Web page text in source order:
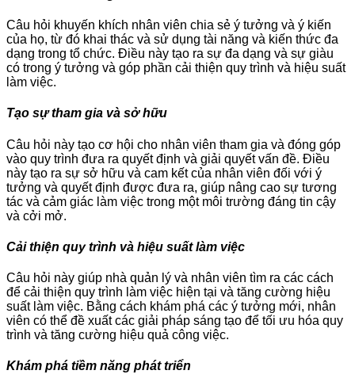
Câu hỏi khuyến khích nhân viên chia sẻ ý tưởng và ý kiến
của họ, từ đó khai thác và sử dụng tài năng và kiến thức đa
dạng trong tổ chức. Điều này tạo ra sự đa dạng và sự giàu
có trong ý tưởng và góp phần cải thiện quy trình và hiệu suất
làm việc.
Tạo sự tham gia và sở hữu
Câu hỏi này tạo cơ hội cho nhân viên tham gia và đóng góp
vào quy trình đưa ra quyết định và giải quyết vấn đề. Điều
này tạo ra sự sở hữu và cam kết của nhân viên đối với ý
tưởng và quyết định được đưa ra, giúp nâng cao sự tương
tác và cảm giác làm việc trong một môi trường đáng tin cậy
và cởi mở.
Cải thiện quy trình và hiệu suất làm việc
Câu hỏi này giúp nhà quản lý và nhân viên tìm ra các cách
để cải thiện quy trình làm việc hiện tại và tăng cường hiệu
suất làm việc. Bằng cách khám phá các ý tưởng mới, nhân
viên có thể đề xuất các giải pháp sáng tạo để tối ưu hóa quy
trình và tăng cường hiệu quả công việc.
Khám phá tiềm năng phát triển